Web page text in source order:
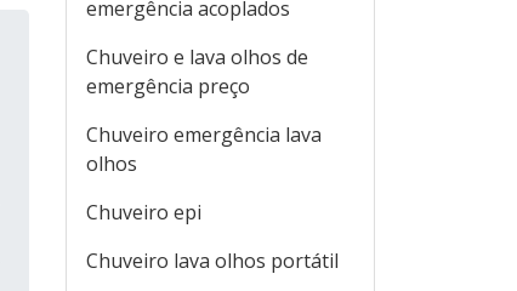
emergência acoplados
Chuveiro e lava olhos de
emergência preço
Chuveiro emergência lava
olhos
Chuveiro epi
Chuveiro lava olhos portátil